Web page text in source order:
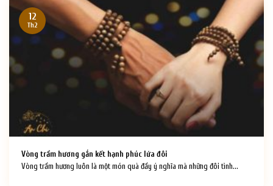
Vòng trầm hương gắn kết hạnh phúc lứa đôi
Vòng trầm hương luôn là một món quà đầy ý nghĩa mà những đôi tình...
12
Th2